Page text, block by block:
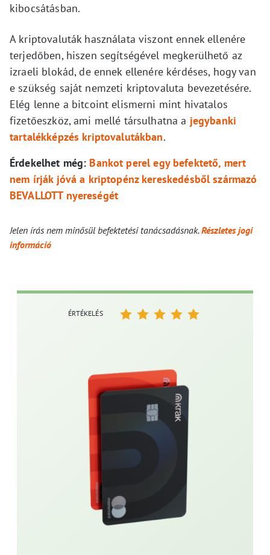
kibocsátásban.
A kriptovaluták használata viszont ennek ellenére
terjedőben, hiszen segítségével megkerülhető az
izraeli blokád, de ennek ellenére kérdéses, hogy van
e szükség saját nemzeti kriptovaluta bevezetésére.
Elég lenne a bitcoint elismerni mint hivatalos
fizetőeszköz, ami mellé társulhatna a jegybanki
tartalékképzés kriptovalutákban.
Érdekelhet még: Bankot perel egy befektető, mert
nem írják jóvá a kriptopénz kereskedésből származó
BEVALLOTT nyereségét
Jelen írás nem minősül befektetési tanácsadásnak.Részletes jogi
információ
ÉRTÉKELÉS